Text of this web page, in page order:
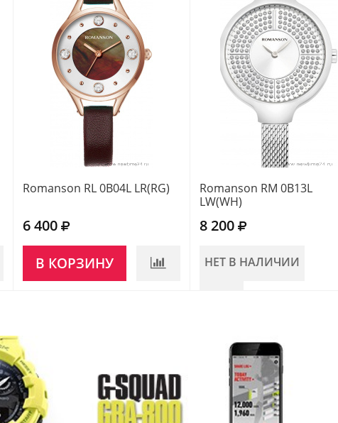
Romanson RL 0B04L LR(RG)
6 400
В КОРЗИНУ
Romanson RM 0B13L
LW(WH)
8 200
НЕТ В НАЛИЧИИ